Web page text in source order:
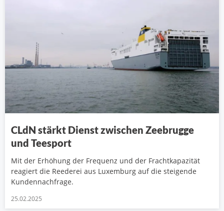
CLdN stärkt Dienst zwischen Zeebrugge
und Teesport
Mit der Erhöhung der Frequenz und der Frachtkapazität
reagiert die Reederei aus Luxemburg auf die steigende
Kundennachfrage.
25.02.2025